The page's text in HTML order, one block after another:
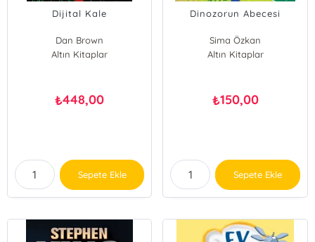
Dijital Kale
Dan Brown
Altın Kitaplar
₺448,00
Sepete Ekle
Dinozorun Abecesi
Sima Özkan
Altın Kitaplar
₺150,00
Sepete Ekle